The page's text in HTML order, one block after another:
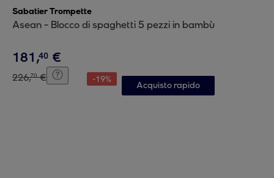
Sabatier Trompette
Asean - Blocco di spaghetti 5 pezzi in bambù
181,40 €
226,70 € -19%
Acquisto rapido